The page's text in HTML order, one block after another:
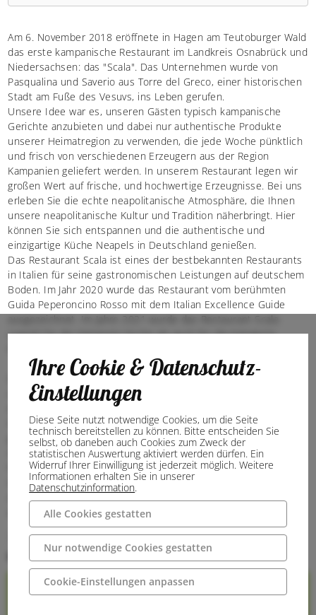
Am 6. November 2018 eröffnete in Hagen am Teutoburger Wald
das erste kampanische Restaurant im Landkreis Osnabrück und
Niedersachsen: das "Scala". Das Unternehmen wurde von
Pasqualina und Saverio aus Torre del Greco, einer historischen
Stadt am Fuße des Vesuvs, ins Leben gerufen.
Unsere Idee war es, unseren Gästen typisch kampanische
Gerichte anzubieten und dabei nur authentische Produkte
unserer Heimatregion zu verwenden, die jede Woche pünktlich
und frisch von verschiedenen Erzeugern aus der Region
Kampanien geliefert werden. In unserem Restaurant legen wir
großen Wert auf frische, und hochwertige Erzeugnisse. Bei uns
erleben Sie die echte neapolitanische Atmosphäre, die Ihnen
unsere neapolitanische Kultur und Tradition näherbringt. Hier
können Sie sich entspannen und die authentische und
einzigartige Küche Neapels in Deutschland genießen.
Das Restaurant Scala ist eines der bestbekannten Restaurants
in Italien für seine gastronomischen Leistungen auf deutschem
Boden. Im Jahr 2020 wurde das Restaurant vom berühmten
Guida Peperoncino Rosso mit dem Italian Excellence Guide
ausgezeichnet. Im Jahre 2021 wurde das Restaurant Scala
sowohl für die Kategorie Küche als auch für die Kategorie
Diese Auszeichnung haben, der Küchenchef Giuseppe Scala
und der Pizzaiolo Andrea Scala erhalten. Im Jahr 2023 wurde
das Restaurant von Gambero Rosso zu einem der besten
italienischen Restaurants im Ausland und in Deutschland
gekürt. Im Jahr 2024 gewann das Scala Restaurant mit zwei
Auszeichnungen den Arcimboldo sowohl für die Küche als auch
für die Pizzeria. Im selben Jahr 2024 zeichnete der
internationale Guide Gambero Rosso das Scala Restaurant mit
zwei Pizzastücken als eine der besten italienischen Pizzerien
außerhalb Italiens aus. Wir freuen uns sehr auf Ihren Besuch!
Restaurant
Kontakt
Ihre Cookie & Datenschutz-
Einstellungen
Diese Seite nutzt notwendige Cookies, um die Seite
technisch bereitstellen zu können. Bitte entscheiden Sie
selbst, ob daneben auch Cookies zum Zweck der
statistischen Auswertung aktiviert werden dürfen. Ein
Widerruf Ihrer Einwilligung ist jederzeit möglich. Weitere
Informationen erhalten Sie in unserer
Datenschutzinformation.
Alle Cookies gestatten
Nur notwendige Cookies gestatten
Cookie-Einstellungen anpassen